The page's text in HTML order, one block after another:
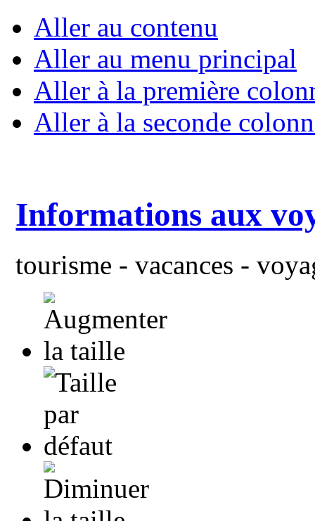
Aller au contenu
Aller au menu principal
Aller à la première
Aller à la seconde
Informations aux
tourisme - vacances -